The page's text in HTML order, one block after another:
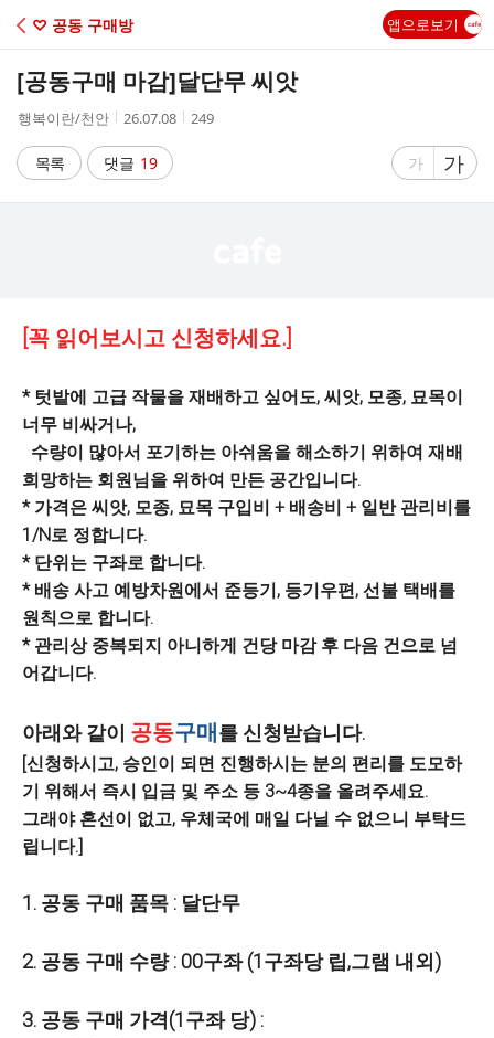
C
A
♡ 공동 구매방 앱으로보기
[공동구매 마감]달단무 씨앗
작
자
행복이란/천안
작
시
간
26.07.08
조
249
목록 댓글 19
글
가
글
자
가
[꼭 읽어보시고 신청하세요.]
* 텃밭에 고급 작물을 재배하고 싶어도, 씨앗, 모종, 묘목이
너무 비싸거나,
수량이 많아서 포기하는 아쉬움을 해소하기 위하여 재배
희망하는 회원님을 위하여 만든 공간입니다.
* 가격은 씨앗, 모종, 묘목 구입비 + 배송비 + 일반 관리비를
1/N로 정합니다.
* 단위는 구좌로 합니다.
* 배송 사고 예방차원에서 준등기, 등기우편, 선불 택배를
원칙으로 합니다.
* 관리상 중복되지 아니하게 건당 마감 후 다음 건으로 넘
어갑니다.
아래와 같이 공동구매를 신청받습니다.
[신청하시고, 승인이 되면 진행하시는 분의 편리를 도모하
기 위해서 즉시 입금 및 주소 등 3~4종을 올려주세요.
그래야 혼선이 없고, 우체국에 매일 다닐 수 없으니 부탁드
립니다.]
1. 공동 구매 품목 : 달단무
2. 공동 구매 수량 : 00구좌 (1구좌당 립,그램 내외)
3. 공동 구매 가격(1구좌 당) :